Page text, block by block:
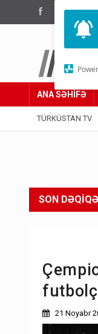
ANA SƏHİFƏ
TÜRKÜSTAN TV
SON DƏQİQƏ
21 Noyabr